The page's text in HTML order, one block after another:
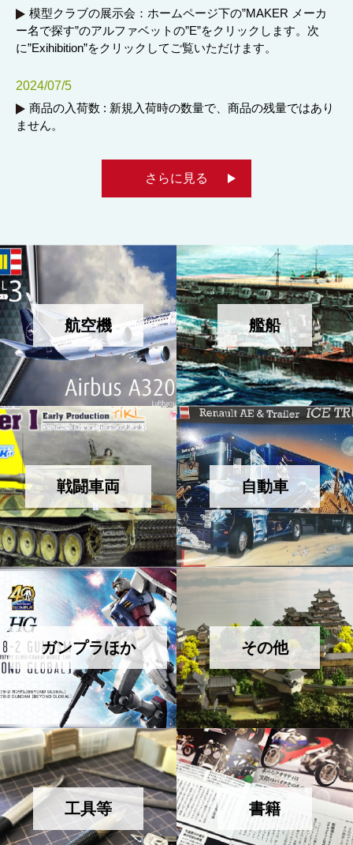
模型クラブの展示会：ホームページ下の”MAKER メーカ
ー名で探す”のアルファベットの”E”をクリックします。次
に”Exihibition”をクリックしてご覧いただけます。
2024/07/5
商品の入荷数 : 新規入荷時の数量で、商品の残量ではあり
ません。
さらに見る
航空機 艦船
戦闘車両 自動車
ガンプラほか その他
工具等 書籍